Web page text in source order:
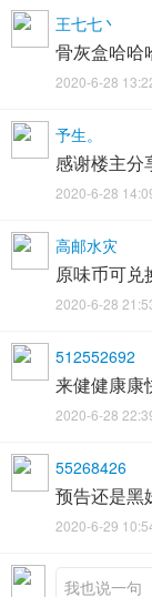
王七七丶
骨灰盒哈哈
2020-6-28
予生。
感谢楼主分
2020-6-28
高邮水灾
原味币可兑
2020-6-28
512552692
来健健康康
2020-6-28
55268426
预告还是黑
2020-6-29